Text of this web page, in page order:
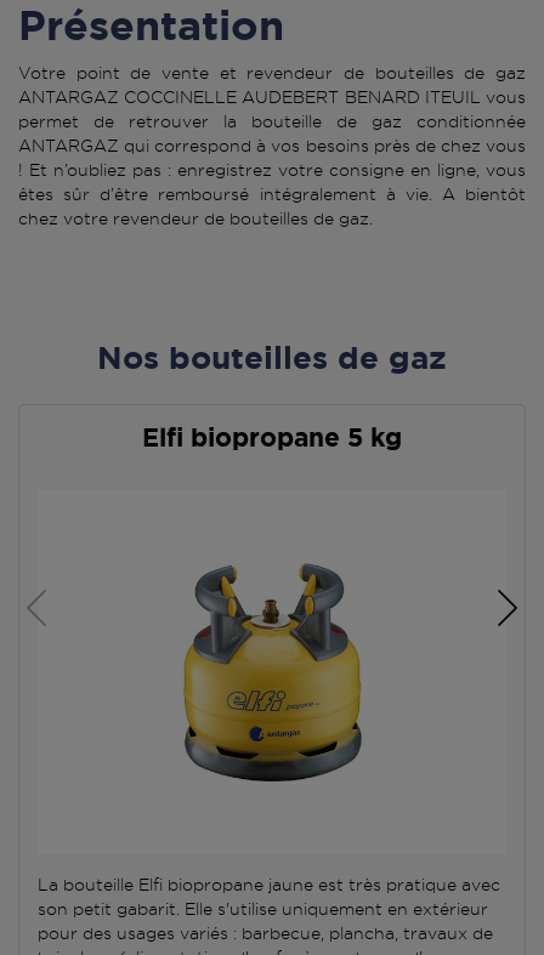
Présentation
Votre point de vente et revendeur de bouteilles de gaz
ANTARGAZ COCCINELLE AUDEBERT BENARD ITEUIL vous
permet de retrouver la bouteille de gaz conditionnée
ANTARGAZ qui correspond à vos besoins près de chez vous
! Et n’oubliez pas : enregistrez votre consigne en ligne, vous
êtes sûr d’être remboursé intégralement à vie. A bientôt
chez votre revendeur de bouteilles de gaz.
Nos bouteilles de gaz
Elfi biopropane 5 kg
La bouteille Elfi biopropane jaune est très pratique avec
son petit gabarit. Elle s'utilise uniquement en extérieur
pour des usages variés : barbecue, plancha, travaux de